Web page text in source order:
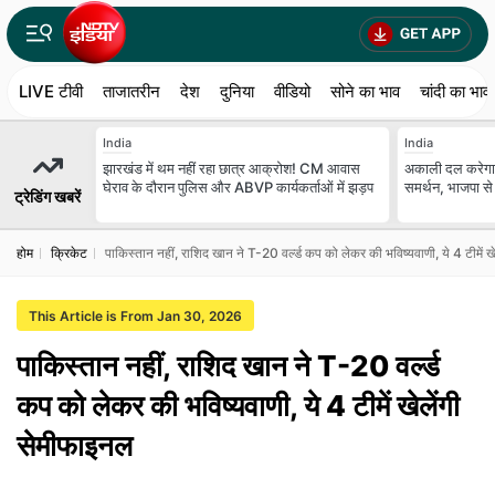
LIVE टीवी ताजातरीन देश दुनिया वीडियो सोने का भाव चांदी का भाव
ट्रेडिंग खबरें
India
झारखंड में थम नहीं रहा छात्र आक्रोश! CM आवास
घेराव के दौरान पुलिस और ABVP कार्यकर्ताओं में झड़प
India
अकाली दल करेगा
समर्थन, भाजपा
होम क्रिकेट पाकिस्तान नहीं, राशिद खान ने T-20 वर्ल्ड कप को लेकर की भविष्यवाणी, ये 4 टीमें
This Article is From Jan 30, 2026
पाकिस्तान नहीं, राशिद खान ने T-20 वर्ल्ड
कप को लेकर की भविष्यवाणी, ये 4 टीमें खेलेंगी
सेमीफाइनल